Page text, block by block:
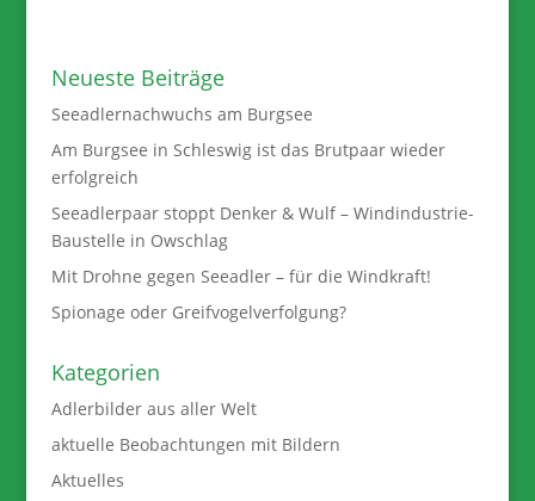
Neueste Beiträge
Seeadlernachwuchs am Burgsee
Am Burgsee in Schleswig ist das Brutpaar wieder
erfolgreich
Seeadlerpaar stoppt Denker & Wulf – Windindustrie-
Baustelle in Owschlag
Mit Drohne gegen Seeadler – für die Windkraft!
Spionage oder Greifvogelverfolgung?
Kategorien
Adlerbilder aus aller Welt
aktuelle Beobachtungen mit Bildern
Aktuelles